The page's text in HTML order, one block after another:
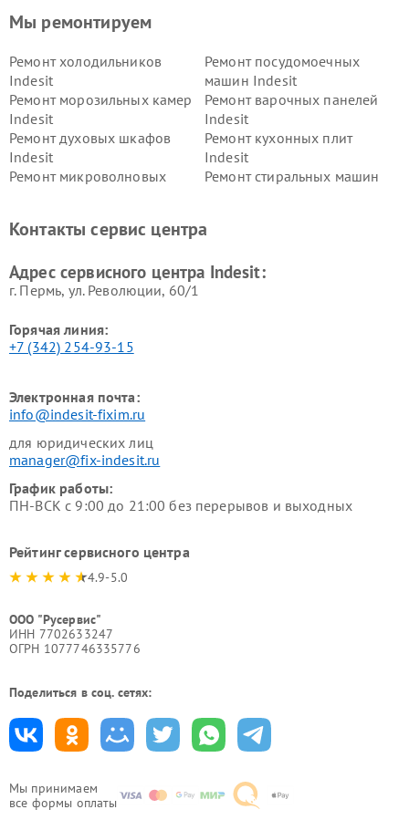
Мы принимаем
все формы оплаты
Мы ремонтируем
Ремонт холодильников
Indesit
Ремонт посудомоечных
машин Indesit
Ремонт морозильных камер
Indesit
Ремонт варочных панелей
Indesit
Ремонт духовых шкафов
Indesit
Ремонт кухонных плит
Indesit
Ремонт микроволновых
Ремонт стиральных машин
Indesit
Indesit
Контакты сервис центра
Адрес сервисного центра Indesit:
г. Пермь, ул. ​Революции, 60/1
Горячая линия:
+7 (342) 254-93-15
Электронная почта:
info@indesit-fixim.ru
для юридических лиц
manager@fix-indesit.ru
График работы:
ПН-ВСК с 9:00 до 21:00 без перерывов и выходных
Рейтинг сервисного центра
4.9-5.0
ООО "Русервис"
ИНН 7702633247
ОГРН 1077746335776
Поделиться в соц. сетях: